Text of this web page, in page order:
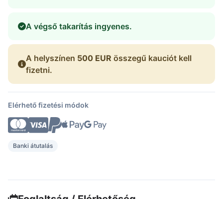
A végső takarítás ingyenes.
A helyszínen 500 EUR összegű kauciót kell
fizetni.
Elérhető fizetési módok
Banki átutalás